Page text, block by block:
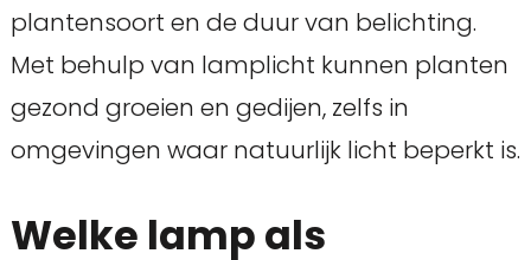
plantensoort en de duur van belichting.
Met behulp van lamplicht kunnen planten
gezond groeien en gedijen, zelfs in
omgevingen waar natuurlijk licht beperkt is.
Welke lamp als